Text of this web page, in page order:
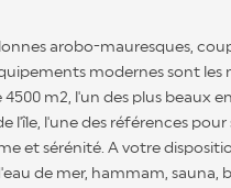
arobo-mauresques,
modernes sont les
m2, l'un des plus beaux
l'île, l'une des références pour
et sérénité. A votre
de mer, hammam, sauna,